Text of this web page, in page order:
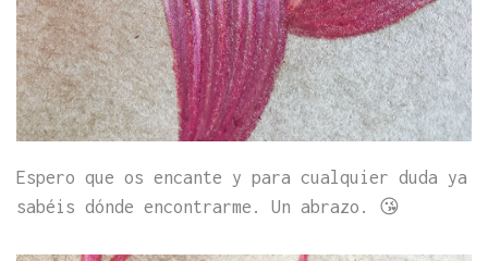
Espero que os encante y para cualquier duda ya
sabéis dónde encontrarme. Un abrazo. 😘